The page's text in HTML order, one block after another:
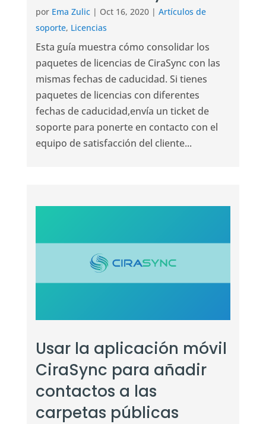
por Ema Zulic| Oct 16, 2020| Artículos de
soporte, Licencias
Esta guía muestra cómo consolidar los
paquetes de licencias de CiraSync con las
mismas fechas de caducidad. Si tienes
paquetes de licencias con diferentes
fechas de caducidad,envía un ticket de
soporte para ponerte en contacto con el
equipo de satisfacción del cliente...
Usar la aplicación móvil
CiraSync para añadir
contactos a las
carpetas públicas